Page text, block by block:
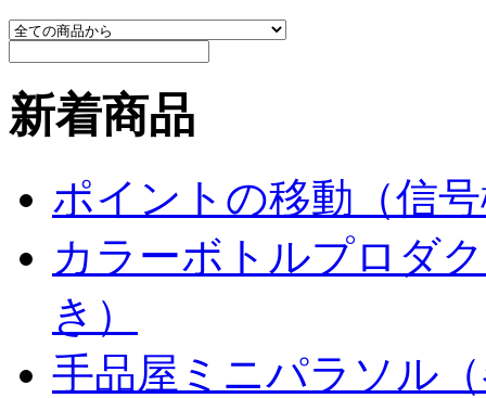
新着商品
ポイントの移動（信
カラーボトルプロダ
き）
手品屋ミニパラソル